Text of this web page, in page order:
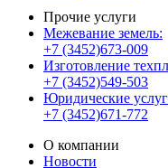
Прочие услуги
Межевание земель:
+7 (3452)673-009
Изготовление
+7 (3452)549-503
Юридические
+7 (3452)671-772
О компании
Новости